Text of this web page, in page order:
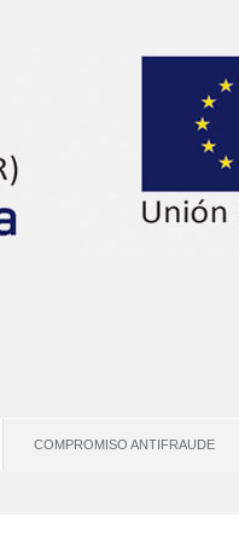
COMPROMISO ANTIFRAUDE